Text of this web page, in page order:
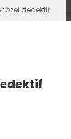
özel dedektif